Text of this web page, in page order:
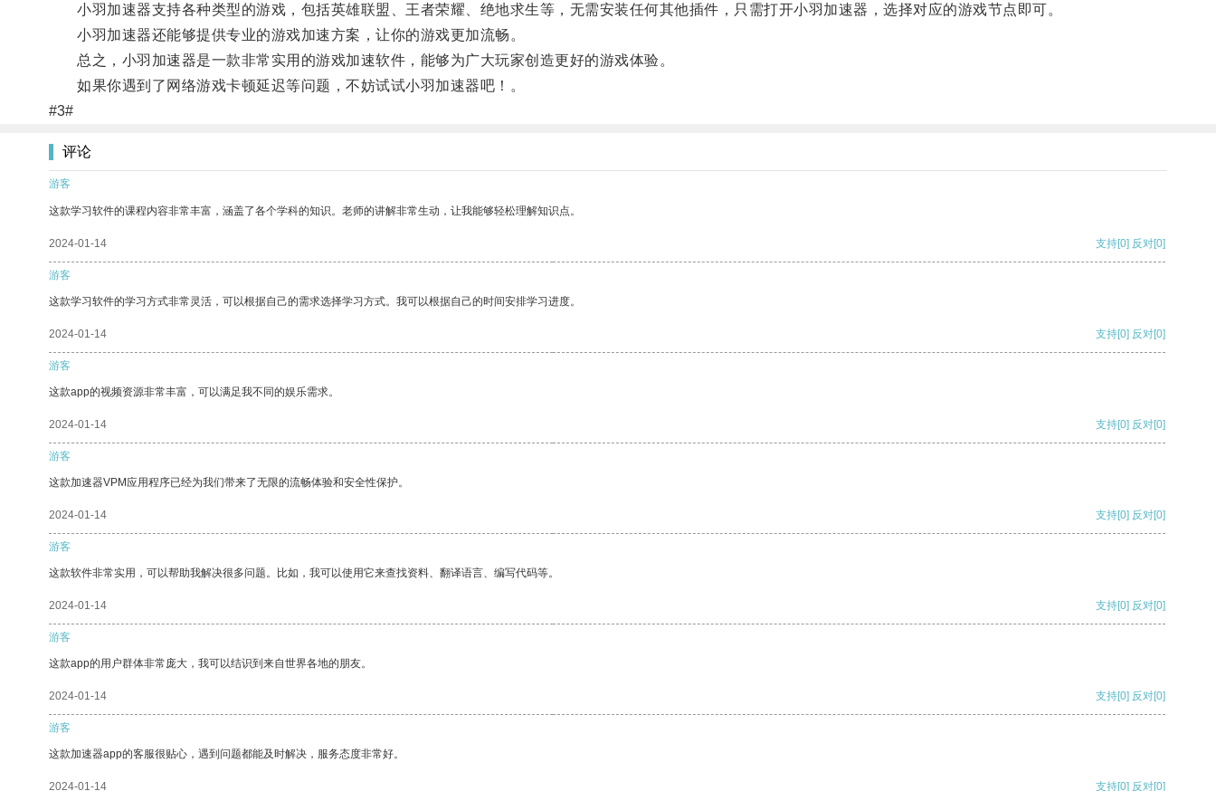
小羽加速器支持各种类型的游戏，包括英雄联盟、王者荣耀、绝地求生等，无需安装任何其他插件，只需打开小羽加速器，选择对应的游戏节点即可。
小羽加速器还能够提供专业的游戏加速方案，让你的游戏更加流畅。
总之，小羽加速器是一款非常实用的游戏加速软件，能够为广大玩家创造更好的游戏体验。
如果你遇到了网络游戏卡顿延迟等问题，不妨试试小羽加速器吧！。
#3#
评论
游客
这款学习软件的课程内容非常丰富，涵盖了各个学科的知识。老师的讲解非常生动，让我能够轻松理解知识点。
2024-01-14 支持[0] 反对[0]
游客
这款学习软件的学习方式非常灵活，可以根据自己的需求选择学习方式。我可以根据自己的时间安排学习进度。
2024-01-14 支持[0] 反对[0]
游客
这款app的视频资源非常丰富，可以满足我不同的娱乐需求。
2024-01-14 支持[0] 反对[0]
游客
这款加速器VPM应用程序已经为我们带来了无限的流畅体验和安全性保护。
2024-01-14 支持[0] 反对[0]
游客
这款软件非常实用，可以帮助我解决很多问题。比如，我可以使用它来查找资料、翻译语言、编写代码等。
2024-01-14 支持[0] 反对[0]
游客
这款app的用户群体非常庞大，我可以结识到来自世界各地的朋友。
2024-01-14 支持[0] 反对[0]
游客
这款加速器app的客服很贴心，遇到问题都能及时解决，服务态度非常好。
2024-01-14 支持[0] 反对[0]